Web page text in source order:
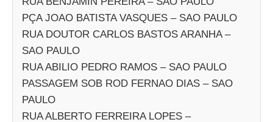
PÇA JOAO BATISTA VASQUES – SAO PAULO
RUA DOUTOR CARLOS BASTOS ARANHA –
SAO PAULO
RUA ABILIO PEDRO RAMOS – SAO PAULO
PASSAGEM SOB ROD FERNAO DIAS – SAO
PAULO
RUA ALBERTO FERREIRA LOPES –